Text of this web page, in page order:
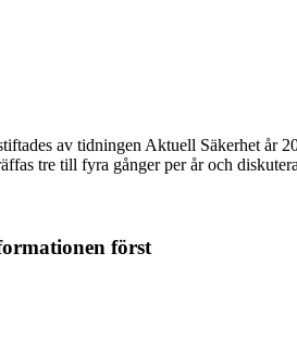
av tidningen Aktuell Säkerhet år
tre till fyra gånger per år och
först